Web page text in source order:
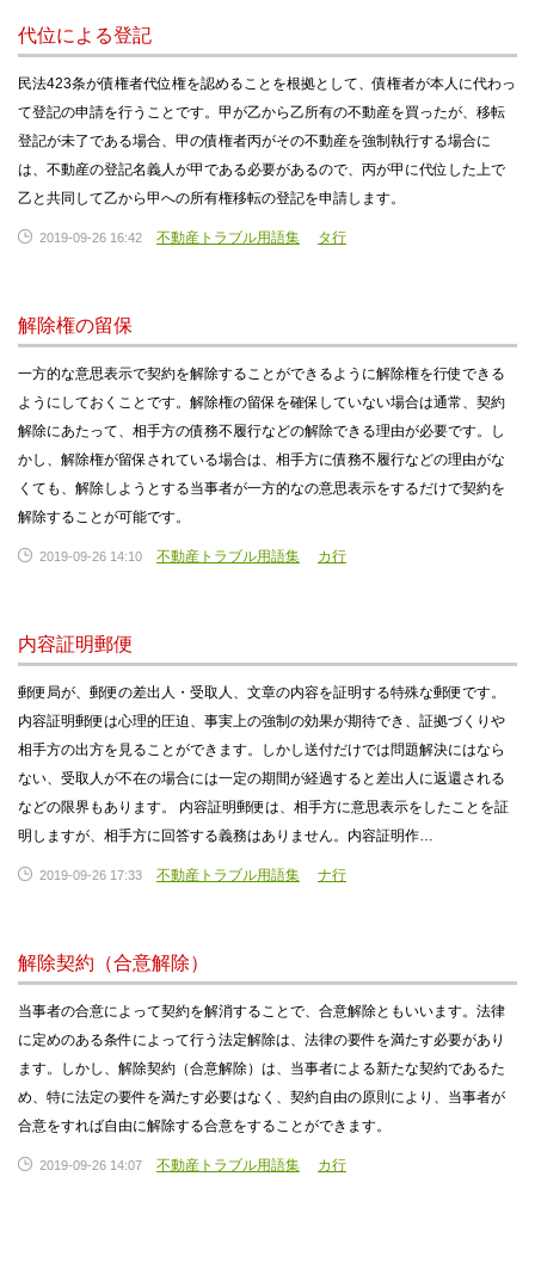
代位による登記
民法423条が債権者代位権を認めることを根拠として、債権者が本人に代わっ
て登記の申請を行うことです。甲が乙から乙所有の不動産を買ったが、移転
登記が未了である場合、甲の債権者丙がその不動産を強制執行する場合に
は、不動産の登記名義人が甲である必要があるので、丙が甲に代位した上で
乙と共同して乙から甲への所有権移転の登記を申請します。
2019-09-26 16:42 不動産トラブル用語集 タ行
解除権の留保
一方的な意思表示で契約を解除することができるように解除権を行使できる
ようにしておくことです。解除権の留保を確保していない場合は通常、契約
解除にあたって、相手方の債務不履行などの解除できる理由が必要です。し
かし、解除権が留保されている場合は、相手方に債務不履行などの理由がな
くても、解除しようとする当事者が一方的なの意思表示をするだけで契約を
解除することが可能です。
2019-09-26 14:10 不動産トラブル用語集 カ行
内容証明郵便
郵便局が、郵便の差出人・受取人、文章の内容を証明する特殊な郵便です。
内容証明郵便は心理的圧迫、事実上の強制の効果が期待でき、証拠づくりや
相手方の出方を見ることができます。しかし送付だけでは問題解決にはなら
ない、受取人が不在の場合には一定の期間が経過すると差出人に返還される
などの限界もあります。 内容証明郵便は、相手方に意思表示をしたことを証
明しますが、相手方に回答する義務はありません。内容証明作…
2019-09-26 17:33 不動産トラブル用語集 ナ行
解除契約（合意解除）
当事者の合意によって契約を解消することで、合意解除ともいいます。法律
に定めのある条件によって行う法定解除は、法律の要件を満たす必要があり
ます。しかし、解除契約（合意解除）は、当事者による新たな契約であるた
め、特に法定の要件を満たす必要はなく、契約自由の原則により、当事者が
合意をすれば自由に解除する合意をすることができます。
2019-09-26 14:07 不動産トラブル用語集 カ行